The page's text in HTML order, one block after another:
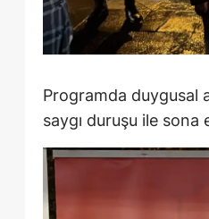
Programda duygusal
saygı duruşu ile sona